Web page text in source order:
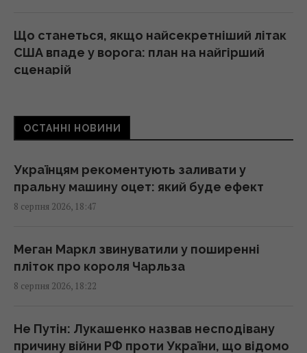
Що станеться, якщо найсекретніший літак
США впаде у ворога: план на найгірший
сценарій
Гороскоп на 9 серпня за картами Таро:
18:00 субота, 08 серпня 2026
Норвезькі військові навчають ЗСУ "духу
17:38 субота, 08 серпня 2026
Один трагічний випадок змусив чоловіка
17:26 субота, 08 серпня 2026
ОСТАННІ НОВИНИ
Українцям рекоментують заливати у
пральну машину оцет: який буде ефект
8 серпня 2026, 18:47
Меган Маркл звинуватили у поширенні
пліток про короля Чарльза
8 серпня 2026, 18:22
Не Путін: Лукашенко назвав несподівану
причину війни РФ проти України, що відомо